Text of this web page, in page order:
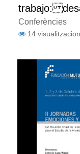
trabajo:
promover la
Conferències
14